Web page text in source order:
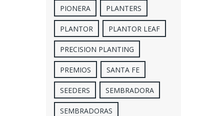
PIONERA PLANTERS
PLANTOR PLANTOR LEAF
PRECISION PLANTING
PREMIOS SANTA FE
SEEDERS SEMBRADORA
SEMBRADORAS